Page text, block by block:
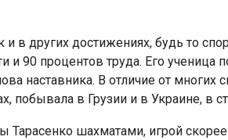
и в других достижениях, будь то
и 90 процентов труда. Его
наставника. В отличие от многих
побывала в Грузии и в Украине, в
Тарасенко шахматами, игрой